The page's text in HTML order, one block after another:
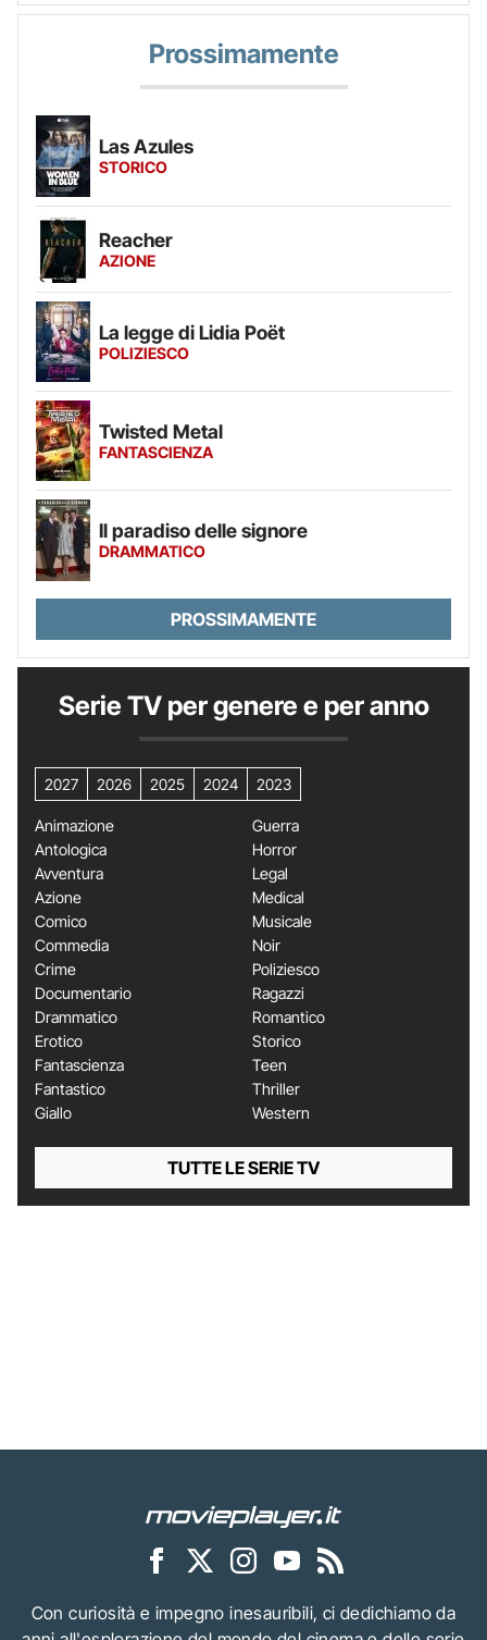
Prossimamente
Las Azules
STORICO
Reacher
AZIONE
La legge di Lidia Poët
POLIZIESCO
Twisted Metal
FANTASCIENZA
Il paradiso delle signore
DRAMMATICO
PROSSIMAMENTE
Serie TV per genere e per anno
2027 2026 2025 2024 2023
Animazione
Antologica
Avventura
Azione
Comico
Commedia
Crime
Documentario
Drammatico
Erotico
Fantascienza
Fantastico
Giallo
Guerra
Horror
Legal
Medical
Musicale
Noir
Poliziesco
Ragazzi
Romantico
Storico
Teen
Thriller
Western
TUTTE LE SERIE TV
Con curiosità e impegno inesauribili, ci dedichiamo da